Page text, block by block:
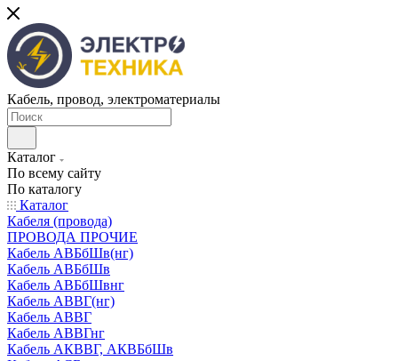
Кабель, провод, электроматериалы
Каталог
По всему сайту
По каталогу
Каталог
Кабеля (провода)
ПРОВОДА ПРОЧИЕ
Кабель АВБбШв(нг)
Кабель АВБбШв
Кабель АВБбШвнг
Кабель АВВГ(нг)
Кабель АВВГ
Кабель АВВГнг
Кабель АКВВГ, АКВБбШв